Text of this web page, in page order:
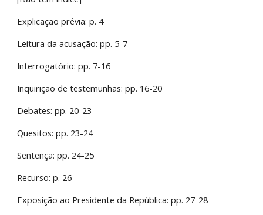
Explicação prévia: p. 4
Leitura da acusação: pp. 5-7
Interrogatório: pp. 7-16
Inquirição de testemunhas: pp. 16-20
Debates: pp. 20-23
Quesitos: pp. 23-24
Sentença: pp. 24-25
Recurso: p. 26
Exposição ao Presidente da República: pp. 27-28